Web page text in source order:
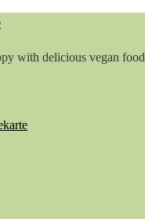
with delicious vegan food